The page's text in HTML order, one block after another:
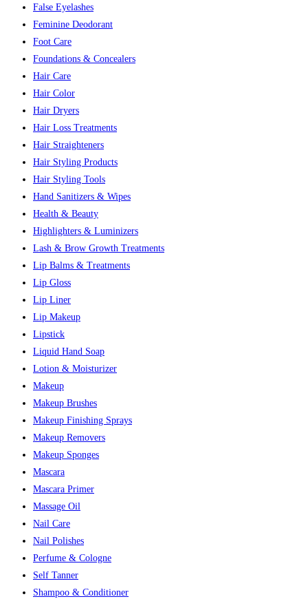
False Eyelashes
Feminine Deodorant
Foot Care
Foundations & Concealers
Hair Care
Hair Color
Hair Dryers
Hair Loss Treatments
Hair Straighteners
Hair Styling Products
Hair Styling Tools
Hand Sanitizers & Wipes
Health & Beauty
Highlighters & Luminizers
Lash & Brow Growth Treatments
Lip Balms & Treatments
Lip Gloss
Lip Liner
Lip Makeup
Lipstick
Liquid Hand Soap
Lotion & Moisturizer
Makeup
Makeup Brushes
Makeup Finishing Sprays
Makeup Removers
Makeup Sponges
Mascara
Mascara Primer
Massage Oil
Nail Care
Nail Polishes
Perfume & Cologne
Self Tanner
Shampoo & Conditioner